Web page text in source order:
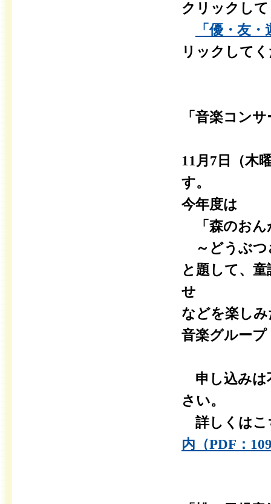
クリックし
「優・友
リックして
「音楽コン
11月7日（木
す。
今年度は
「森のおん
～どうぶつ
と題して、
せ
などを楽し
音楽グルー
申し込みは
さい。
詳しくはこ
内（PDF：